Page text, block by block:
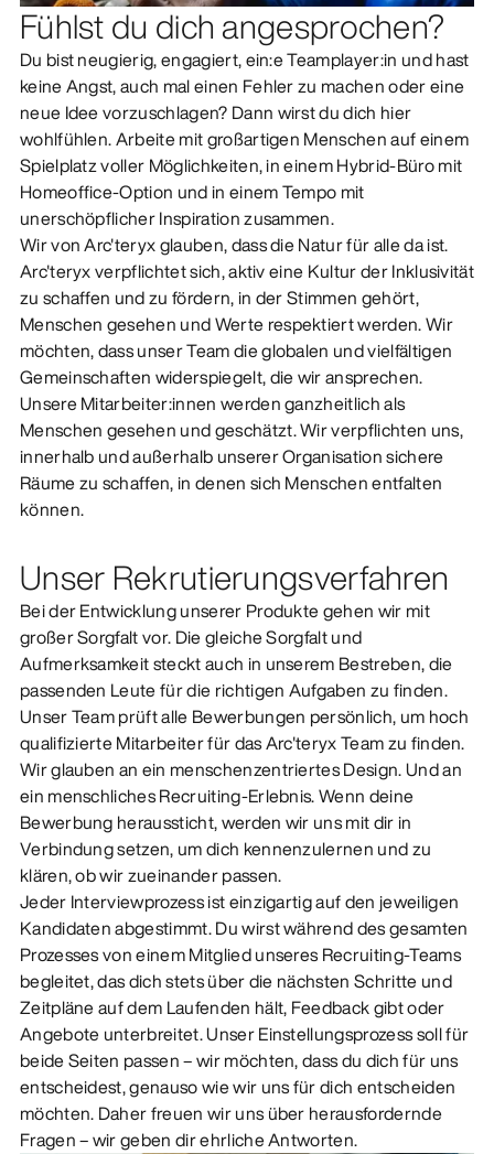
Fühlst du dich angesprochen?
Du bist neugierig, engagiert, ein:e Teamplayer:in und hast
keine Angst, auch mal einen Fehler zu machen oder eine
neue Idee vorzuschlagen? Dann wirst du dich hier
wohlfühlen. Arbeite mit großartigen Menschen auf einem
Spielplatz voller Möglichkeiten, in einem Hybrid-Büro mit
Homeoffice-Option und in einem Tempo mit
unerschöpflicher Inspiration zusammen.
Wir von Arc'teryx glauben, dass die Natur für alle da ist.
Arc'teryx verpflichtet sich, aktiv eine Kultur der Inklusivität
zu schaffen und zu fördern, in der Stimmen gehört,
Menschen gesehen und Werte respektiert werden. Wir
möchten, dass unser Team die globalen und vielfältigen
Gemeinschaften widerspiegelt, die wir ansprechen.
Unsere Mitarbeiter:innen werden ganzheitlich als
Menschen gesehen und geschätzt. Wir verpflichten uns,
innerhalb und außerhalb unserer Organisation sichere
Räume zu schaffen, in denen sich Menschen entfalten
können.
Unser Rekrutierungsverfahren
Bei der Entwicklung unserer Produkte gehen wir mit
großer Sorgfalt vor. Die gleiche Sorgfalt und
Aufmerksamkeit steckt auch in unserem Bestreben, die
passenden Leute für die richtigen Aufgaben zu finden.
Unser Team prüft alle Bewerbungen persönlich, um hoch
qualifizierte Mitarbeiter für das Arc'teryx Team zu finden.
Wir glauben an ein menschenzentriertes Design. Und an
ein menschliches Recruiting-Erlebnis. Wenn deine
Bewerbung heraussticht, werden wir uns mit dir in
Verbindung setzen, um dich kennenzulernen und zu
klären, ob wir zueinander passen.
Jeder Interviewprozess ist einzigartig auf den jeweiligen
Kandidaten abgestimmt. Du wirst während des gesamten
Prozesses von einem Mitglied unseres Recruiting-Teams
begleitet, das dich stets über die nächsten Schritte und
Zeitpläne auf dem Laufenden hält, Feedback gibt oder
Angebote unterbreitet. Unser Einstellungsprozess soll für
beide Seiten passen – wir möchten, dass du dich für uns
entscheidest, genauso wie wir uns für dich entscheiden
möchten. Daher freuen wir uns über herausfordernde
Fragen – wir geben dir ehrliche Antworten.